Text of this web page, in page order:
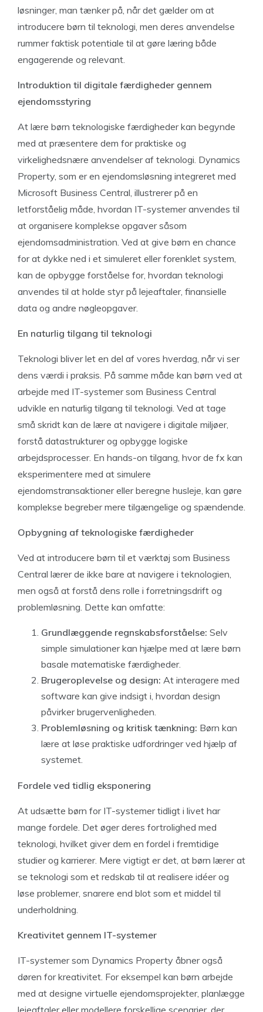
løsninger, man tænker på, når det gælder om at
introducere børn til teknologi, men deres anvendelse
rummer faktisk potentiale til at gøre læring både
engagerende og relevant.
Introduktion til digitale færdigheder gennem
ejendomsstyring
At lære børn teknologiske færdigheder kan begynde
med at præsentere dem for praktiske og
virkelighedsnære anvendelser af teknologi. Dynamics
Property, som er en ejendomsløsning integreret med
Microsoft Business Central, illustrerer på en
letforståelig måde, hvordan IT-systemer anvendes til
at organisere komplekse opgaver såsom
ejendomsadministration. Ved at give børn en chance
for at dykke ned i et simuleret eller forenklet system,
kan de opbygge forståelse for, hvordan teknologi
anvendes til at holde styr på lejeaftaler, finansielle
data og andre nøgleopgaver.
En naturlig tilgang til teknologi
Teknologi bliver let en del af vores hverdag, når vi ser
dens værdi i praksis. På samme måde kan børn ved at
arbejde med IT-systemer som Business Central
udvikle en naturlig tilgang til teknologi. Ved at tage
små skridt kan de lære at navigere i digitale miljøer,
forstå datastrukturer og opbygge logiske
arbejdsprocesser. En hands-on tilgang, hvor de fx kan
eksperimentere med at simulere
ejendomstransaktioner eller beregne husleje, kan gøre
komplekse begreber mere tilgængelige og spændende.
Opbygning af teknologiske færdigheder
Ved at introducere børn til et værktøj som Business
Central lærer de ikke bare at navigere i teknologien,
men også at forstå dens rolle i forretningsdrift og
problemløsning. Dette kan omfatte:
Grundlæggende regnskabsforståelse: Selv
simple simulationer kan hjælpe med at lære børn
basale matematiske færdigheder.
Brugeroplevelse og design: At interagere med
software kan give indsigt i, hvordan design
påvirker brugervenligheden.
Problemløsning og kritisk tænkning: Børn kan
lære at løse praktiske udfordringer ved hjælp af
systemet.
Fordele ved tidlig eksponering
At udsætte børn for IT-systemer tidligt i livet har
mange fordele. Det øger deres fortrolighed med
teknologi, hvilket giver dem en fordel i fremtidige
studier og karrierer. Mere vigtigt er det, at børn lærer at
se teknologi som et redskab til at realisere idéer og
løse problemer, snarere end blot som et middel til
underholdning.
Kreativitet gennem IT-systemer
IT-systemer som Dynamics Property åbner også
døren for kreativitet. For eksempel kan børn arbejde
med at designe virtuelle ejendomsprojekter, planlægge
lejeaftaler eller modellere forskellige scenarier, der